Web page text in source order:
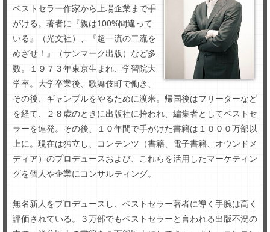
ベストセラー作家から上場企業まで手
がける。著者に『親は100%間違って
いる』（光文社）、『超一流の二流を
めざせ！』（サンマーク出版）など多
数。１９７３年東京生まれ、学習院大
学卒。大学卒業後、歌舞伎町で働き、
その後、ギャンブルをやるために渡米。帰国後はフリーターなど
を経て、２８歳のときに出版社に拾われ、編集者としてベストセ
ラーを連発。その後、１０年間で手がけた書籍は１０００万部以
上に。現在は独立し、コンテンツ（書籍、電子書籍、オウンドメ
ディア）のプロデュースおよび、これらを活用したマーケティン
グを個人や企業にコンサルティング。
無名新人をプロデュースし、ベストセラー著者に導く手腕は高く
評価されている。３万部でもベストセラーと言われる出版不況の